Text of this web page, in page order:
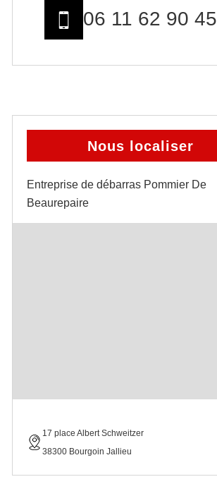
06 11 62 90 45
Nous localiser
Entreprise de débarras Pommier De
Beaurepaire
17 place Albert Schweitzer
38300 Bourgoin Jallieu